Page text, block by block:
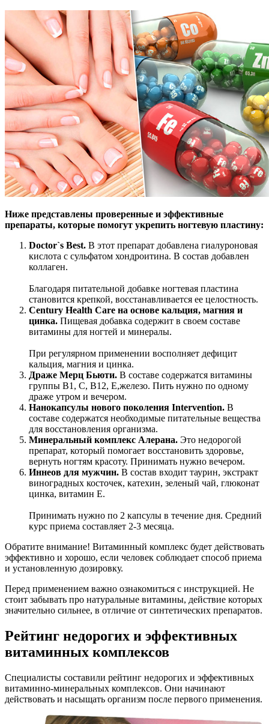
Ниже представлены проверенные и эффективные
препараты, которые помогут укрепить ногтевую пластину:
Doctor`s Best. В этот препарат добавлена гиалуроновая
кислота с сульфатом хондроитина. В состав добавлен
коллаген.
Благодаря питательной добавке ногтевая пластина
становится крепкой, восстанавливается ее целостность.
Century Health Care на основе кальция, магния и
цинка. Пищевая добавка содержит в своем составе
витамины для ногтей и минералы.
При регулярном применении восполняет дефицит
кальция, магния и цинка.
Драже Мерц Бьюти. В составе содержатся витамины
группы В1, С, В12, Е,железо. Пить нужно по одному
драже утром и вечером.
Нанокапсулы нового поколения Intervention. В
составе содержатся необходимые питательные вещества
для восстановления организма.
Минеральный комплекс Алерана. Это недорогой
препарат, который помогает восстановить здоровье,
вернуть ногтям красоту. Принимать нужно вечером.
Иннеов для мужчин. В состав входит таурин, экстракт
виноградных косточек, катехин, зеленый чай, глюконат
цинка, витамин Е.
Принимать нужно по 2 капсулы в течение дня. Средний
курс приема составляет 2-3 месяца.
Обратите внимание! Витаминный комплекс будет действовать
эффективно и хорошо, если человек соблюдает способ приема
и установленную дозировку.
Перед применением важно ознакомиться с инструкцией. Не
стоит забывать про натуральные витамины, действие которых
значительно сильнее, в отличие от синтетических препаратов.
Рейтинг недорогих и эффективных
витаминных комплексов
Специалисты составили рейтинг недорогих и эффективных
витаминно-минеральных комплексов. Они начинают
действовать и насыщать организм после первого применения.